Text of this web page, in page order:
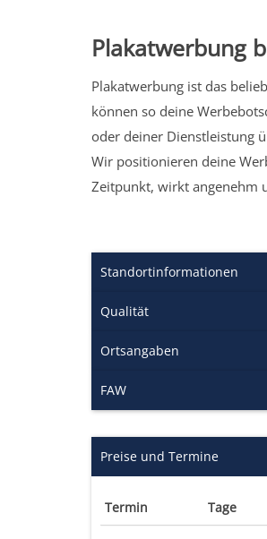
Plakatwerbung
Plakatwerbung ist das
können so deine
oder deiner Dienstleistung
Wir positionieren deine
Zeitpunkt, wirkt angenehm
Standortinformationen
Qualität
Ortsangaben
FAW
Preise und Termine
Termin Tage